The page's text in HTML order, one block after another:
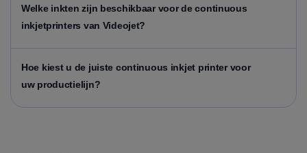
Welke inkten zijn beschikbaar voor de continuous
inkjetprinters van Videojet?
Hoe kiest u de juiste continuous inkjet printer voor
uw productielijn?